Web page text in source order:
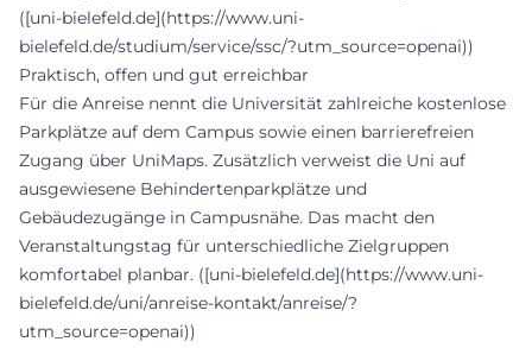
([uni-bielefeld.de](https://www.uni-
bielefeld.de/studium/service/ssc/?utm_source=openai))
Praktisch, offen und gut erreichbar
Für die Anreise nennt die Universität zahlreiche kostenlose
Parkplätze auf dem Campus sowie einen barrierefreien
Zugang über UniMaps. Zusätzlich verweist die Uni auf
ausgewiesene Behindertenparkplätze und
Gebäudezugänge in Campusnähe. Das macht den
Veranstaltungstag für unterschiedliche Zielgruppen
komfortabel planbar. ([uni-bielefeld.de](https://www.uni-
bielefeld.de/uni/anreise-kontakt/anreise/?
utm_source=openai))